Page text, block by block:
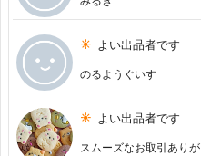
よい出品者です
のるようぐいす
よい出品者です
スムーズなお取引あり